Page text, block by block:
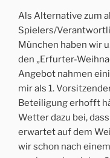
Als Alternative zum
Spielers/
München haben wir
den „Erfurter-
Angebot nahmen
mir als 1.
Beteiligung erhofft
Wetter dazu bei,
erwartet auf dem
wir schon nach